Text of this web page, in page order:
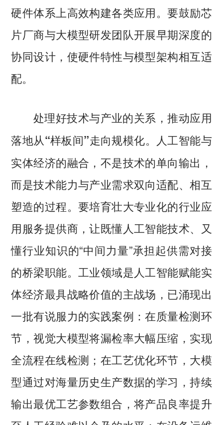
硬件体系上高效构建各类应用。要鼓励芯
片厂商与大模型研发团队开展早期深度的
协同设计，使硬件特性与模型架构相互适
配。
处理好技术与产业的关系，推动应用
落地从“样板间”走向规模化。 人工智能与
实体经济的融合，不是技术的单向输出，
而是技术能力与产业需求双向适配、相互
塑造的过程。要培育壮大专业化的行业应
用服务提供商，让既懂人工智能技术、又
懂行业知识的“中间力量”承担起供需对接
的桥梁职能。工业领域是人工智能赋能实
体经济最具战略价值的主战场，已涌现出
一批有说服力的实践案例：在质量检测环
节，视觉大模型将漏检率大幅压缩，实现
全流程在线检测；在工艺优化环节，大模
型通过对海量历史生产数据的学习，持续
输出最优工艺参数组合，将产品良率提升